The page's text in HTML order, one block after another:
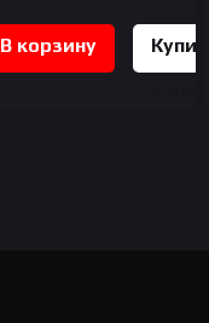
В корзину
Купить